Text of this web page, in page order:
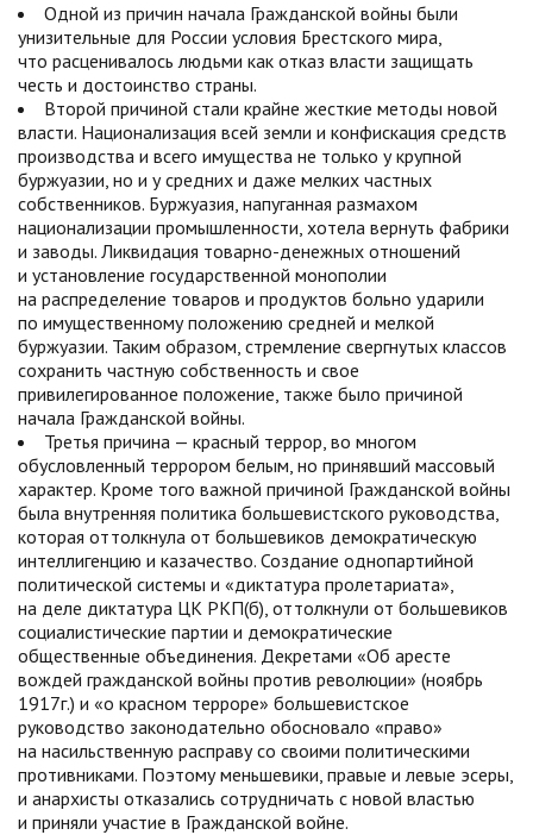
Одной из причин начала Гражданской войны были
унизительные для России условия Брестского мира,
что расценивалось людьми как отказ власти защищать
честь и достоинство страны.
Второй причиной стали крайне жесткие методы новой
власти. Национализация всей земли и конфискация средств
производства и всего имущества не только у крупной
буржуазии, но и у средних и даже мелких частных
собственников. Буржуазия, напуганная размахом
национализации промышленности, хотела вернуть фабрики
и заводы. Ликвидация товарно-денежных отношений
и установление государственной монополии
на распределение товаров и продуктов больно ударили
по имущественному положению средней и мелкой
буржуазии. Таким образом, стремление свергнутых классов
сохранить частную собственность и свое
привилегированное положение, также было причиной
начала Гражданской войны.
Третья причина — красный террор, во многом
обусловленный террором белым, но принявший массовый
характер. Кроме того важной причиной Гражданской войны
была внутренняя политика большевистского руководства,
которая оттолкнула от большевиков демократическую
интеллигенцию и казачество. Создание однопартийной
политической системы и «диктатура пролетариата»,
на деле диктатура ЦК РКП(б), оттолкнули от большевиков
социалистические партии и демократические
общественные объединения. Декретами «Об аресте
вождей гражданской войны против революции» (ноябрь
1917г.) и «о красном терроре» большевистское
руководство законодательно обосновало «право»
на насильственную расправу со своими политическими
противниками. Поэтому меньшевики, правые и левые эсеры,
и анархисты отказались сотрудничать с новой властью
и приняли участие в Гражданской войне.